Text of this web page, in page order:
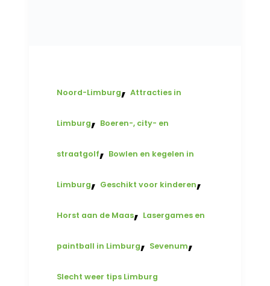
Noord-Limburg,Attracties in
Limburg, Boeren-, city- en
straatgolf, Bowlen en kegelen in
Limburg, Geschikt voor kinderen,
Horst aan de Maas, Lasergames en
paintball in Limburg, Sevenum,
Slecht weer tips Limburg